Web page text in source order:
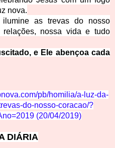
nova.
as trevas do nosso
nossa vida e tudo
e Ele abençoa cada
pb/homilia/a-luz-da-
do-nosso-coracao/?
(20/04/2019)
DIÁRIA